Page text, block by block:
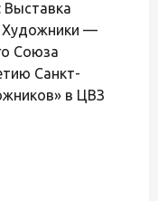
Выставка
Художники —
Союза
Санкт-
в ЦВЗ